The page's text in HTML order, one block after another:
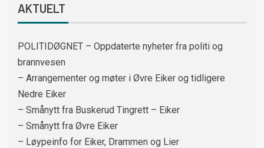
AKTUELT
POLITIDØGNET – Oppdaterte nyheter fra politi og
brannvesen
– Arrangementer og møter i Øvre Eiker og tidligere
Nedre Eiker
– Smånytt fra Buskerud Tingrett – Eiker
– Smånytt fra Øvre Eiker
– Løypeinfo for Eiker, Drammen og Lier